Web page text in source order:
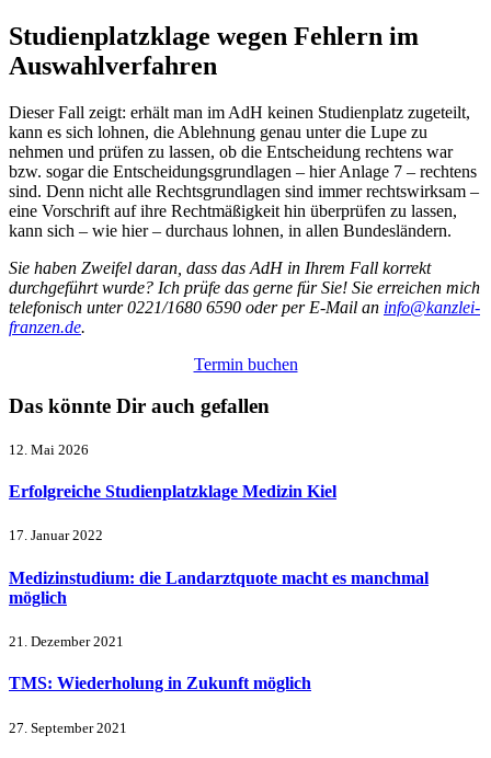
Studienplatzklage wegen Fehlern im
Auswahlverfahren
Dieser Fall zeigt: erhält man im AdH keinen Studienplatz zugeteilt,
kann es sich lohnen, die Ablehnung genau unter die Lupe zu
nehmen und prüfen zu lassen, ob die Entscheidung rechtens war
bzw. sogar die Entscheidungsgrundlagen – hier Anlage 7 – rechtens
sind. Denn nicht alle Rechtsgrundlagen sind immer rechtswirksam –
eine Vorschrift auf ihre Rechtmäßigkeit hin überprüfen zu lassen,
kann sich – wie hier – durchaus lohnen, in allen Bundesländern.
Sie haben Zweifel daran, dass das AdH in Ihrem Fall korrekt
durchgeführt wurde? Ich prüfe das gerne für Sie! Sie erreichen mich
telefonisch unter 0221/1680 6590 oder per E-Mail an info@kanzlei-
franzen.de.
Termin buchen
Das könnte Dir auch gefallen
12. Mai 2026
Erfolgreiche Studienplatzklage Medizin Kiel
17. Januar 2022
Medizinstudium: die Landarztquote macht es manchmal
möglich
21. Dezember 2021
TMS: Wiederholung in Zukunft möglich
27. September 2021